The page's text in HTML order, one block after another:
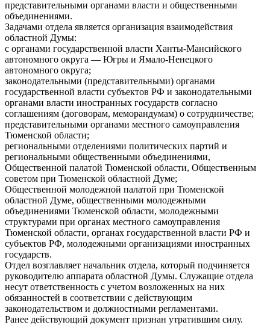
представительными органами власти и общественными
объединениями.
Задачами отдела является организация взаимодействия
областной Думы:
с органами государственной власти Ханты-Мансийского
автономного округа — Югры и Ямало-Ненецкого
автономного округа;
законодательными (представительными) органами
государственной власти субъектов РФ и законодательными
органами власти иностранных государств согласно
соглашениям (договорам, меморандумам) о сотрудничестве;
представительными органами местного самоуправления
Тюменской области;
региональными отделениями политических партий и
региональными общественными объединениями,
Общественной палатой Тюменской области, Общественным
советом при Тюменской областной Думе;
Общественной молодежной палатой при Тюменской
областной Думе, общественными молодежными
объединениями Тюменской области, молодежными
структурами при органах местного самоуправления
Тюменской области, органах государственной власти РФ и
субъектов РФ, молодежными организациями иностранных
государств.
Отдел возглавляет начальник отдела, который подчиняется
руководителю аппарата областной Думы. Служащие отдела
несут ответственность с учетом возложенных на них
обязанностей в соответствии с действующим
законодательством и должностными регламентами.
Ранее действующий документ признан утратившим силу.